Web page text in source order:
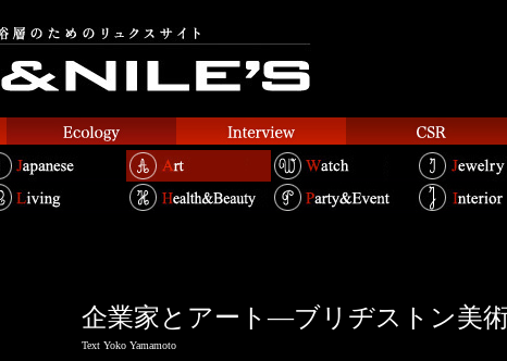
企業家とアート—ブリヂストン美
Text Yoko Yamamoto